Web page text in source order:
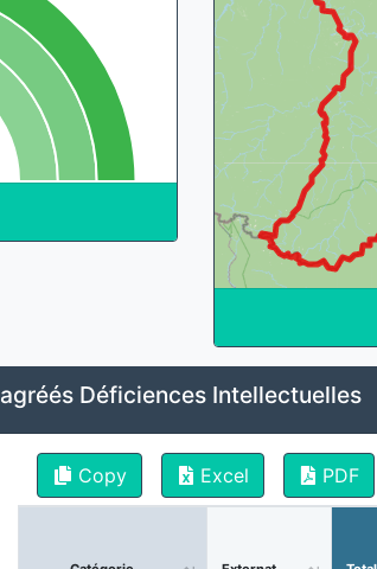
agréés Déficiences Intellectuelles
Copy Excel PDF